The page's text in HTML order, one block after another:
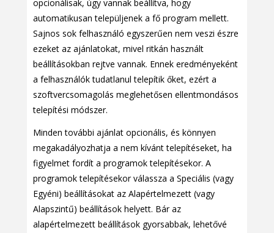
opcionálisak, úgy vannak beállítva, hogy
automatikusan települjenek a fő program mellett.
Sajnos sok felhasználó egyszerűen nem veszi észre
ezeket az ajánlatokat, mivel ritkán használt
beállításokban rejtve vannak. Ennek eredményeként
a felhasználók tudatlanul telepítik őket, ezért a
szoftvercsomagolás meglehetősen ellentmondásos
telepítési módszer.
Minden további ajánlat opcionális, és könnyen
megakadályozhatja a nem kívánt telepítéseket, ha
figyelmet fordít a programok telepítésekor. A
programok telepítésekor válassza a Speciális (vagy
Egyéni) beállításokat az Alapértelmezett (vagy
Alapszintű) beállítások helyett. Bár az
alapértelmezett beállítások gyorsabbak, lehetővé